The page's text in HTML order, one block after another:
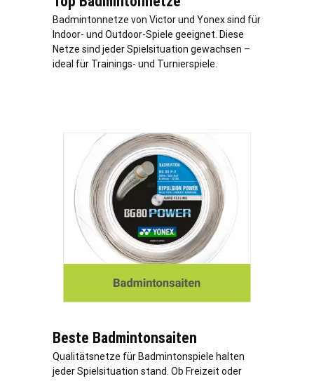
Badmintonnetze von Victor und Yonex sind für
Indoor- und Outdoor-Spiele geeignet. Diese
Netze sind jeder Spielsituation gewachsen –
ideal für Trainings- und Turnierspiele.
Beste Badmintonsaiten
Qualitätsnetze für Badmintonspiele halten
jeder Spielsituation stand. Ob Freizeit oder